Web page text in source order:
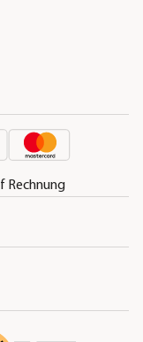
Rechnung